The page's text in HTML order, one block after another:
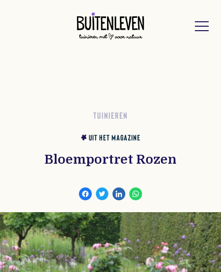
TUINIEREN
UIT HET MAGAZINE
Bloemportret Rozen